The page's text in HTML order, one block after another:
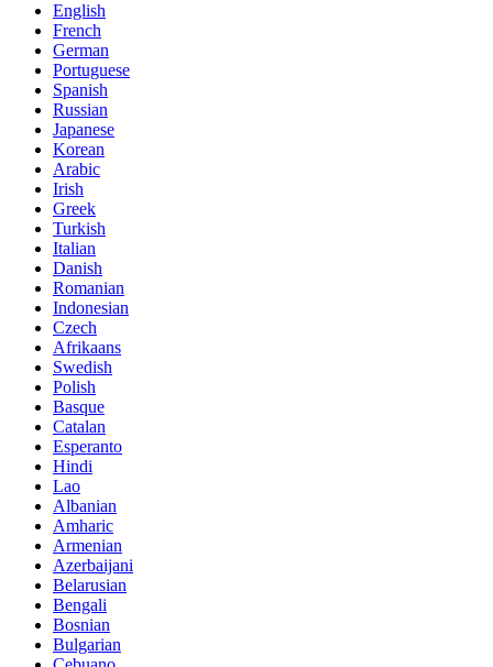
English
French
German
Portuguese
Spanish
Russian
Japanese
Korean
Arabic
Irish
Greek
Turkish
Italian
Danish
Romanian
Indonesian
Czech
Afrikaans
Swedish
Polish
Basque
Catalan
Esperanto
Hindi
Lao
Albanian
Amharic
Armenian
Azerbaijani
Belarusian
Bengali
Bosnian
Bulgarian